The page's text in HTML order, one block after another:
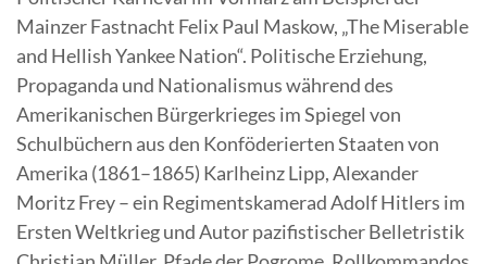
Mainzer Fastnacht Felix Paul Maskow, „The Miserable
and Hellish Yankee Nation“. Politische Erziehung,
Propaganda und Nationalismus während des
Amerikanischen Bürgerkrieges im Spiegel von
Schulbüchern aus den Konföderierten Staaten von
Amerika (1861–1865) Karlheinz Lipp, Alexander
Moritz Frey – ein Regimentskamerad Adolf Hitlers im
Ersten Weltkrieg und Autor pazifistischer Belletristik